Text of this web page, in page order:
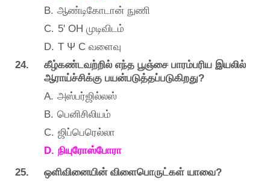
B. ஆண்டிகோடான் நுணி
C. 5' OH முடிவிடம்
D. T Ψ C வளைவு
24. கீழ்கண்டவற்றில் எந்த பூஞ்சை பாரம்பரிய இயலில்
ஆராய்ச்சிக்கு பயன்படுத்தப்படுகிறது?
A. அஸ்பர்ஜில்லஸ்
B. பெனிசிலியம்
C. ஜிப்பெரெல்லா
D. நியுரோஸ்போரா
25. ஒளிவினையின் விளைபொருட்கள் யாவை?